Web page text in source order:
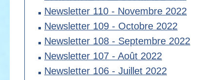
Newsletter 110 - Novembre 2022
Newsletter 109 - Octobre 2022
Newsletter 108 - Septembre 2022
Newsletter 107 - Août 2022
Newsletter 106 - Juillet 2022